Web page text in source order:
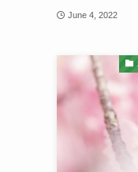
June 4, 2022